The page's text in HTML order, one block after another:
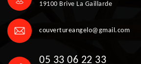
19100 Brive La Gaillarde
couvertureangelo@gmail.com
05 33 06 22 33